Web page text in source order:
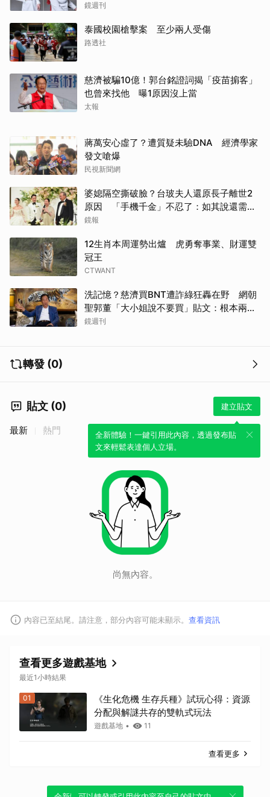
鏡週刊
泰國校園槍擊案 至少兩人受傷
路透社
慈濟被騙10億！郭台銘證詞揭「疫苗掮客」
也曾來找他 曝1原因沒上當
太報
蔣萬安心虛了？遭質疑未驗DNA 經濟學家
發文嗆爆
民視新聞網
婆媳隔空撕破臉？台玻夫人還原長子離世2
原因 「手機千金」不忍了：如其說還需要
離開嗎？
鏡報
12生肖本周運勢出爐 虎勇奪事業、財運雙
冠王
CTWANT
洗記憶？慈濟買BNT遭詐綠狂轟在野 網朝
聖郭董「大小姐說不要買」貼文：根本兩碼
事
鏡週刊
轉發 (0)
貼文 (0) 建立貼文
全新體驗！一鍵引用此內容，透過發布貼
文來輕鬆表達個人立場。
最新 熱門
尚無內容。
內容已至結尾。請注意，部分內容可能未顯示。 查看資訊
查看更多遊戲基地
最近1小時結果
01
《生化危機 生存兵種》試玩心得：資源
分配與解謎共存的雙軌式玩法
遊戲基地 • 11
查看更多